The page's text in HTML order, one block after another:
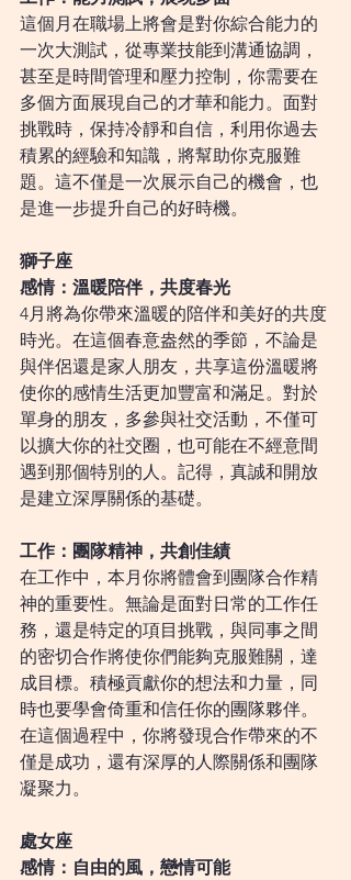
這個月在職場上將會是對你綜合能力的
一次大測試，從專業技能到溝通協調，
甚至是時間管理和壓力控制，你需要在
多個方面展現自己的才華和能力。面對
挑戰時，保持冷靜和自信，利用你過去
積累的經驗和知識，將幫助你克服難
題。這不僅是一次展示自己的機會，也
是進一步提升自己的好時機。
獅子座
感情：溫暖陪伴，共度春光
4月將為你帶來溫暖的陪伴和美好的共度
時光。在這個春意盎然的季節，不論是
與伴侶還是家人朋友，共享這份溫暖將
使你的感情生活更加豐富和滿足。對於
單身的朋友，多參與社交活動，不僅可
以擴大你的社交圈，也可能在不經意間
遇到那個特別的人。記得，真誠和開放
是建立深厚關係的基礎。
工作：團隊精神，共創佳績
在工作中，本月你將體會到團隊合作精
神的重要性。無論是面對日常的工作任
務，還是特定的項目挑戰，與同事之間
的密切合作將使你們能夠克服難關，達
成目標。積極貢獻你的想法和力量，同
時也要學會倚重和信任你的團隊夥伴。
在這個過程中，你將發現合作帶來的不
僅是成功，還有深厚的人際關係和團隊
凝聚力。
處女座
感情：自由的風，戀情可能